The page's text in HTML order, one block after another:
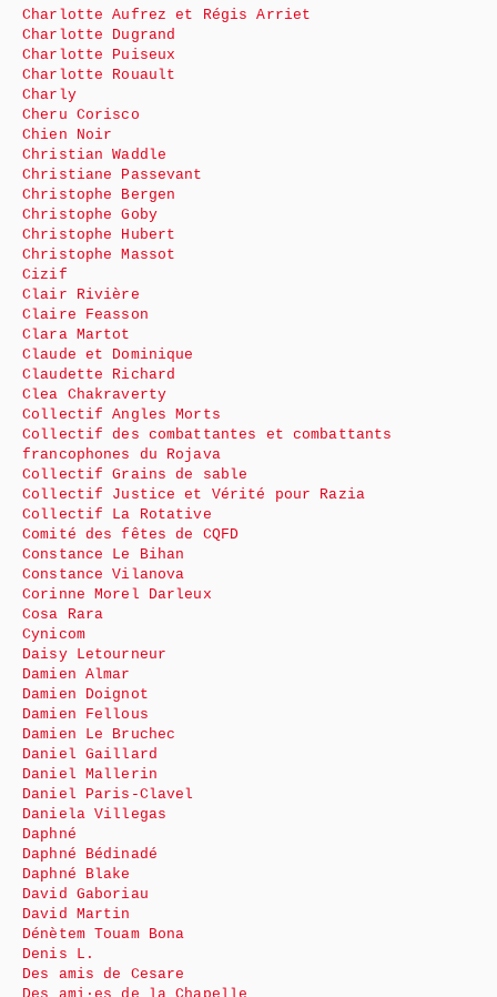
Charlotte Aufrez et Régis Arriet
Charlotte Dugrand
Charlotte Puiseux
Charlotte Rouault
Charly
Cheru Corisco
Chien Noir
Christian Waddle
Christiane Passevant
Christophe Bergen
Christophe Goby
Christophe Hubert
Christophe Massot
Cizif
Clair Rivière
Claire Feasson
Clara Martot
Claude et Dominique
Claudette Richard
Clea Chakraverty
Collectif Angles Morts
Collectif des combattantes et combattants
francophones du Rojava
Collectif Grains de sable
Collectif Justice et Vérité pour Razia
Collectif La Rotative
Comité des fêtes de CQFD
Constance Le Bihan
Constance Vilanova
Corinne Morel Darleux
Cosa Rara
Cynicom
Daisy Letourneur
Damien Almar
Damien Doignot
Damien Fellous
Damien Le Bruchec
Daniel Gaillard
Daniel Mallerin
Daniel Paris-Clavel
Daniela Villegas
Daphné
Daphné Bédinadé
Daphné Blake
David Gaboriau
David Martin
Dénètem Touam Bona
Denis L.
Des amis de Cesare